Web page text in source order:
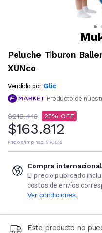
Peluche Tiburon
XUNco
Vendido por Glic
Producto de
$218.416 25
$163.812
Precio s/imp. nac. $163.812
Compra internacional
El precio publicado
costos de envíos
Ver condiciones
Este producto no